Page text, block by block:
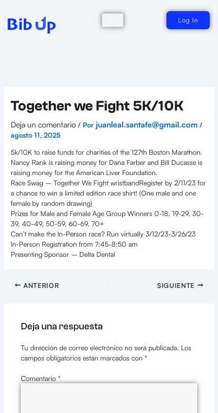
contenido
Log In
Together we Fight 5K/10K
Deja un comentario / Por juanleal.santafe@gmail.com /
agosto 11, 2025
5k/10K to raise funds for charities of the 127th Boston Marathon.
Nancy Rank is raising money for Dana Farber and Bill Ducasse is
raising money for the American Liver Foundation.
Race Swag – Together We Fight wristbandRegister by 2/11/23 for
a chance to win a limited edition race shirt! (One male and one
female by random drawing)
Prizes for Male and Female Age Group Winners 0-18, 19-29, 30-
39, 40-49, 50-59, 60-69, 70+
Can’t make the In-Person race? Run virtually 3/12/23-3/26/23
In-Person Registration from 7:45-8:50 am
Presenting Sponsor – Delta Dental
ANTERIOR SIGUIENTE
Deja una respuesta
Tu dirección de correo electrónico no será publicada. Los
campos obligatorios están marcados con *
Comentario *